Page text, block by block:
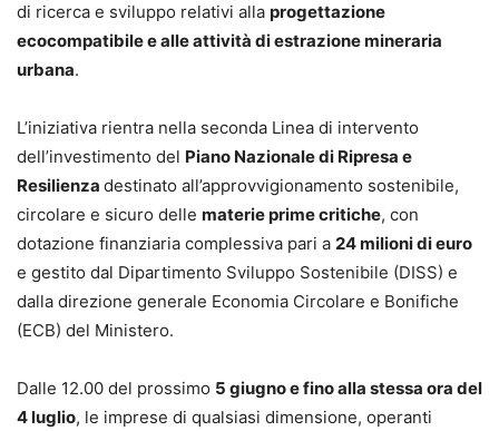
di ricerca e sviluppo relativi alla progettazione
ecocompatibile e alle attività di estrazione mineraria
urbana.
L’iniziativa rientra nella seconda Linea di intervento
dell’investimento del Piano Nazionale di Ripresa e
Resilienza destinato all’approvvigionamento sostenibile,
circolare e sicuro delle materie prime critiche, con
dotazione finanziaria complessiva pari a 24 milioni di euro
e gestito dal Dipartimento Sviluppo Sostenibile (DISS) e
dalla direzione generale Economia Circolare e Bonifiche
(ECB) del Ministero.
Dalle 12.00 del prossimo 5 giugno e fino alla stessa ora del
4 luglio, le imprese di qualsiasi dimensione, operanti